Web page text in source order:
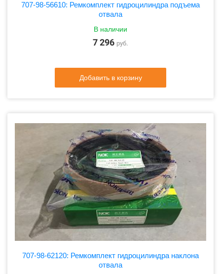
707-98-56610: Ремкомплект гидроцилиндра подъема
отвала
В наличии
7 296 руб.
Добавить в корзину
707-98-62120: Ремкомплект гидроцилиндра наклона
отвала